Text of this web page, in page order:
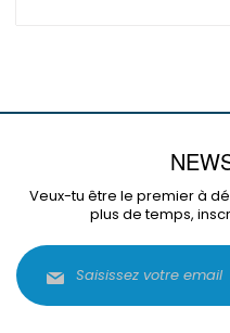
Veux-tu être le premier à
plus de temps,
à
notre